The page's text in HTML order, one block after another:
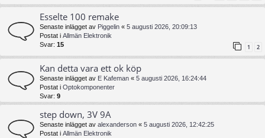
Esselte 100 remake
Senaste inlägget av Piggelin « 5 augusti 2026, 20:09:13
Postat i Allmän Elektronik
Svar: 15 1 2
Kan detta vara ett ok köp
Senaste inlägget av E Kafeman « 5 augusti 2026, 16:24:44
Postat i Optokomponenter
Svar: 9
step down, 3V 9A
Senaste inlägget av alexanderson « 5 augusti 2026, 12:42:25
Postat i Allmän Elektronik